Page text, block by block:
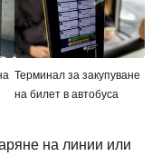
Терминал за закупуване
на билет в автобуса
на линии или